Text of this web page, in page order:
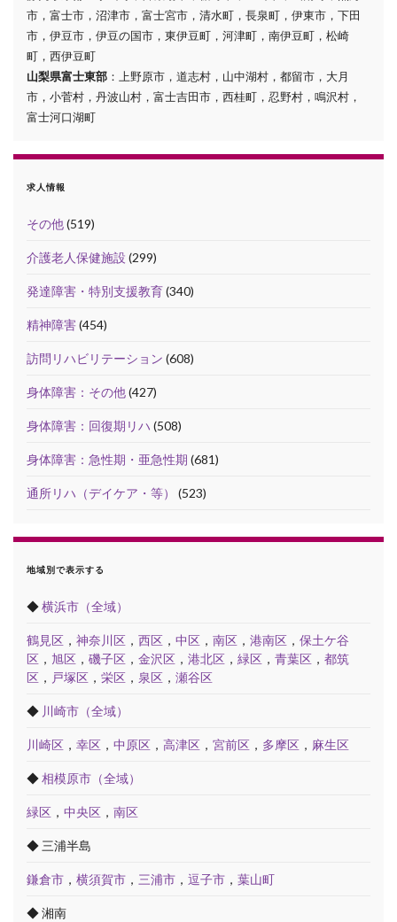
市，富士市，沼津市，富士宮市，清水町，長泉町，伊東市，下田
市，伊豆市，伊豆の国市，東伊豆町，河津町，南伊豆町，松崎
町，西伊豆町
山梨県富士東部 ：上野原市，道志村，山中湖村，都留市，大月
市，小菅村，丹波山村，富士吉田市，西桂町，忍野村，鳴沢村，
富士河口湖町
求人情報
その他(519)
介護老人保健施設 (299)
発達障害・特別支援教育(340)
精神障害(454)
訪問リハビリテーション (608)
身体障害：その他(427)
身体障害：回復期リハ (508)
身体障害：急性期・亜急性期 (681)
通所リハ（デイケア・等） (523)
地域別で表示する
◆横浜市（全域）
鶴見区 ， 神奈川区 ， 西区 ， 中区 ， 南区 ， 港南区 ， 保土ケ谷
区 ， 旭区 ， 磯子区 ， 金沢区 ， 港北区 ， 緑区 ， 青葉区 ， 都筑
区 ， 戸塚区 ， 栄区 ， 泉区 ， 瀬谷区
◆ 川崎市（全域）
川崎区 ， 幸区 ， 中原区 ， 高津区 ， 宮前区 ， 多摩区 ， 麻生区
◆相模原市（全域）
緑区 ， 中央区 ， 南区
◆ 三浦半島
鎌倉市 ， 横須賀市 ， 三浦市 ， 逗子市 ， 葉山町
◆ 湘南